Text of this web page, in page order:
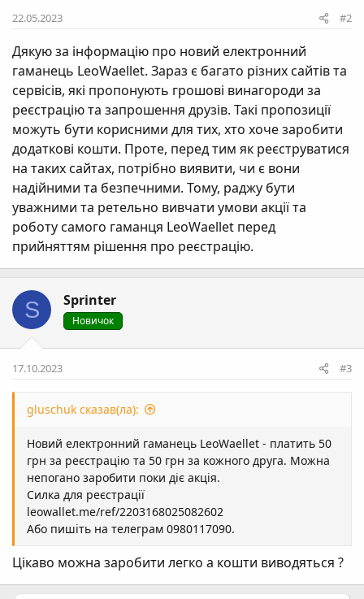
22.05.2023 #2
Дякую за інформацію про новий електронний
гаманець LeoWaellet. Зараз є багато різних сайтів та
сервісів, які пропонують грошові винагороди за
реєстрацію та запрошення друзів. Такі пропозиції
можуть бути корисними для тих, хто хоче заробити
додаткові кошти. Проте, перед тим як реєструватися
на таких сайтах, потрібно виявити, чи є вони
надійними та безпечними. Тому, раджу бути
уважними та ретельно вивчати умови акції та
роботу самого гаманця LeoWaellet перед
прийняттям рішення про реєстрацію.
S Sprinter
Новичок
17.10.2023 #3
gluschuk сказав(ла):
Новий електронний гаманець LeoWaellet - платить 50
грн за реєстрацію та 50 грн за кожного друга. Можна
непогано заробити поки діє акція.
Силка для реєстрації
leowallet.me/ref/2203168025082602
Або пишіть на телеграм 0980117090.
Цікаво можна заробити легко а кошти виводяться ?